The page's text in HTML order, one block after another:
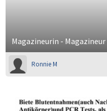
Magazineurin -
Ronnie M